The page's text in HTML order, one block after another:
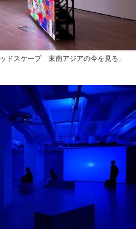
ドスケープ 東南アジアの今を見る」